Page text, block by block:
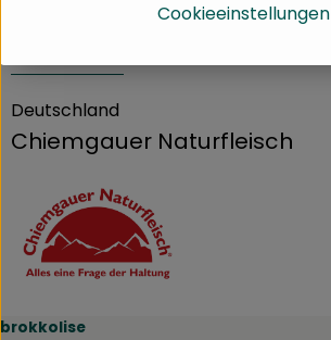
Deutschland
Chiemgauer Naturfleisch
brokkolise
Cookieeinstellungen